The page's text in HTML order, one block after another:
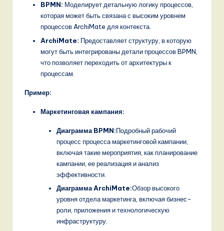
BPMN: Моделирует детальную логику процессов,
которая может быть связана с высоким уровнем
процессов ArchiMate для контекста.
ArchiMate: Предоставляет структуру, в которую
могут быть интегрированы детали процессов BPMN,
что позволяет переходить от архитектуры к
процессам.
Пример:
Маркетинговая кампания:
Диаграмма BPMN:Подробный рабочий
процесс процесса маркетинговой кампании,
включая такие мероприятия, как планирование
кампании, ее реализация и анализ
эффективности.
Диаграмма ArchiMate:Обзор высокого
уровня отдела маркетинга, включая бизнес-
роли, приложения и технологическую
инфраструктуру.